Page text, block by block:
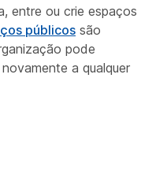
entre ou crie espaços
públicos são
pode
a qualquer